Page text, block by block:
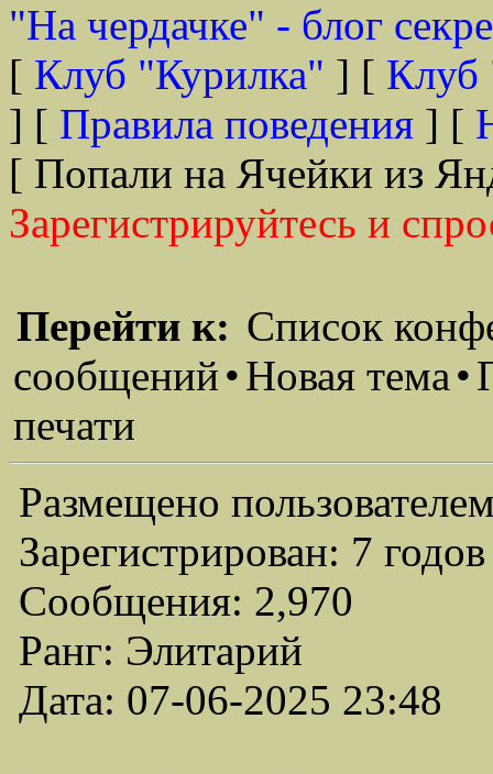
"На чердачке" - блог
[ Клуб "Курилка" ] [ Клуб
] [ Правила поведения ] [
[ Попали на Ячейки из
Зарегистрируйтесь и
Перейти к: Список
сообщений•Новая тема•
печати
Размещено
Зарегистрирован: 7
Сообщения: 2,970
Ранг: Элитарий
Дата: 07-06-2025 23:48